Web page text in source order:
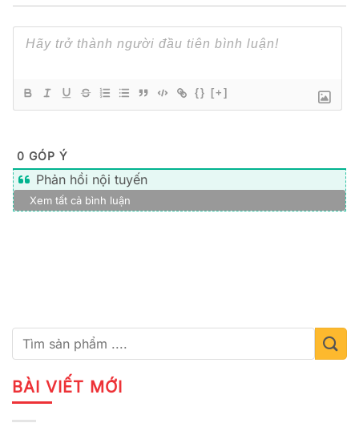
BÀI VIẾT MỚI
{} [+]
0 GÓP Ý
Phản hồi nội tuyến
Xem tất cả bình luận